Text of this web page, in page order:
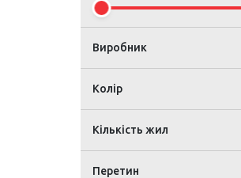
Виробник
Колір
Кількість жил
Перетин